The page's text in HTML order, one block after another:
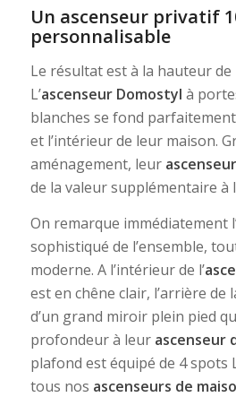
Un ascenseur privatif
personnalisable
Le résultat est à la hauteur
L’ascenseur Domostyl à
blanches se fond
et l’intérieur de leur maison.
aménagement, leur
de la valeur supplémentaire à
On remarque immédiatement
sophistiqué de l’ensemble,
moderne. A l’intérieur de l’
est en chêne clair, l’arrière de
d’un grand miroir plein pied
profondeur à leur ascenseur
plafond est équipé de 4 spots
tous nos ascenseurs de